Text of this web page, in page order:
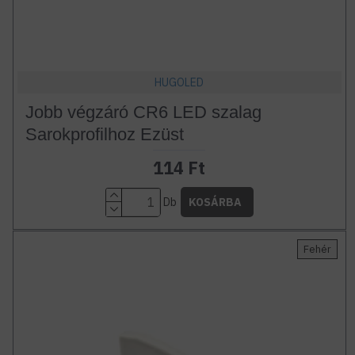
HUGOLED
Jobb végzáró CR6 LED szalag
Sarokprofilhoz Ezüst
114 Ft
Db KOSÁRBA
Fehér